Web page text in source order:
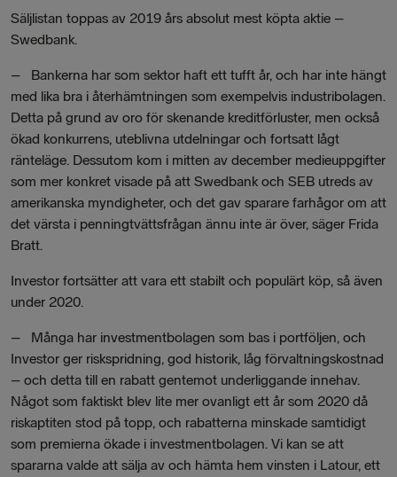
Säljlistan toppas av 2019 års absolut mest köpta aktie –
Swedbank.
– Bankerna har som sektor haft ett tufft år, och har inte hängt
med lika bra i återhämtningen som exempelvis industribolagen.
Detta på grund av oro för skenande kreditförluster, men också
ökad konkurrens, uteblivna utdelningar och fortsatt lågt
ränteläge. Dessutom kom i mitten av december medieuppgifter
som mer konkret visade på att Swedbank och SEB utreds av
amerikanska myndigheter, och det gav sparare farhågor om att
det värsta i penningtvättsfrågan ännu inte är över, säger Frida
Bratt.
Investor fortsätter att vara ett stabilt och populärt köp, så även
under 2020.
– Många har investmentbolagen som bas i portföljen, och
Investor ger riskspridning, god historik, låg förvaltningskostnad
– och detta till en rabatt gentemot underliggande innehav.
Något som faktiskt blev lite mer ovanligt ett år som 2020 då
riskaptiten stod på topp, och rabatterna minskade samtidigt
som premierna ökade i investmentbolagen. Vi kan se att
spararna valde att sälja av och hämta hem vinsten i Latour, ett